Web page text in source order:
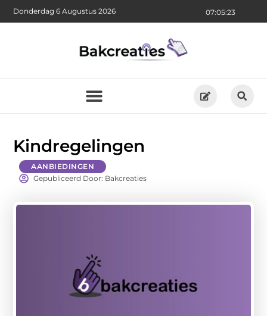
07:05:25
Donderdag 6 Augustus 2026
Kindregelingen
AANBIEDINGEN
Gepubliceerd Door: Bakcreaties